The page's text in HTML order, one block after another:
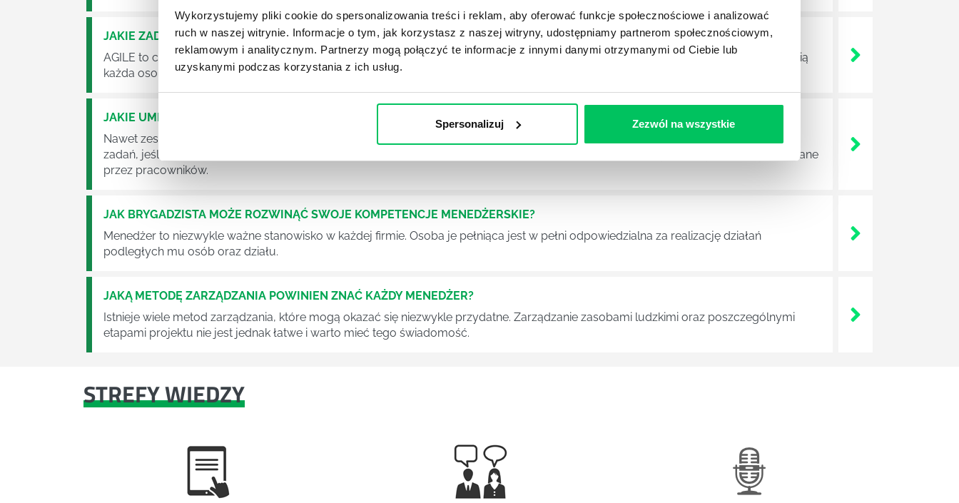
Wykorzystujemy pliki cookie do spersonalizowania treści i reklam, aby oferować funkcje społecznościowe i analizować
ruch w naszej witrynie. Informacje o tym, jak korzystasz z naszej witryny, udostępniamy partnerom społecznościowym,
reklamowym i analitycznym. Partnerzy mogą połączyć te informacje z innymi danymi otrzymanymi od Ciebie lub
uzyskanymi podczas korzystania z ich usług.
Spersonalizuj Zezwól na wszystkie
JAKIE ZADANIA MUSZĄ ZREALIZOWAĆ PRACOWNICY ZESPOŁU PROJEKTOWEGO?
AGILE to coraz popularniejsze w każdej większej (i mniejszej) firmie pojęcie związane z realizacją projektów biznesowych. Z pewnością
każda osoba zatrudniona w takim miejscu choć raz się z nim spotkała.
JAKIE UMIEJĘTNOŚCI MENEDŻERSKIE POWINIEN MIEĆ BRYGADZISTA?
Nawet zespół złożony z doskonale wykształconych i kompetentnych pracowników nie będzie w stanie sprawnie realizować swoich
zadań, jeśli zabraknie w nim odpowiedniego kierownictwa. Zawsze niezbędna jest osoba nadzorująca wszystkie czynności wykonywane
przez pracowników.
JAK BRYGADZISTA MOŻE ROZWINĄĆ SWOJE KOMPETENCJE MENEDŻERSKIE?
Menedżer to niezwykle ważne stanowisko w każdej firmie. Osoba je pełniąca jest w pełni odpowiedzialna za realizację działań
podległych mu osób oraz działu.
JAKĄ METODĘ ZARZĄDZANIA POWINIEN ZNAĆ KAŻDY MENEDŻER?
Istnieje wiele metod zarządzania, które mogą okazać się niezwykle przydatne. Zarządzanie zasobami ludzkimi oraz poszczególnymi
etapami projektu nie jest jednak łatwe i warto mieć tego świadomość.
STREFY WIEDZY